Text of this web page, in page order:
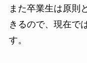
また卒業生は原則
きるので、現在で
す。